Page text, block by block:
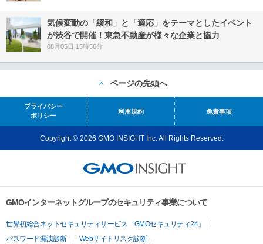
気候変動の「緩和」と「適応」をテーマとしたイベント
が渋谷で開催！東急不動産が様々な企業と協力
08月05日 15時56分
ページの先頭へ
プライバシー
ポリシー
利用規約 免責事項
Copyright © 2026 GMO INSIGHT Inc. All Rights Reserved.
GMOインターネットグループのセキュリティ事業について
世界初総合ネットセキュリティサービス「GMOセキュリティ24」
パスワード漏洩診断
Webサイトリスク診断